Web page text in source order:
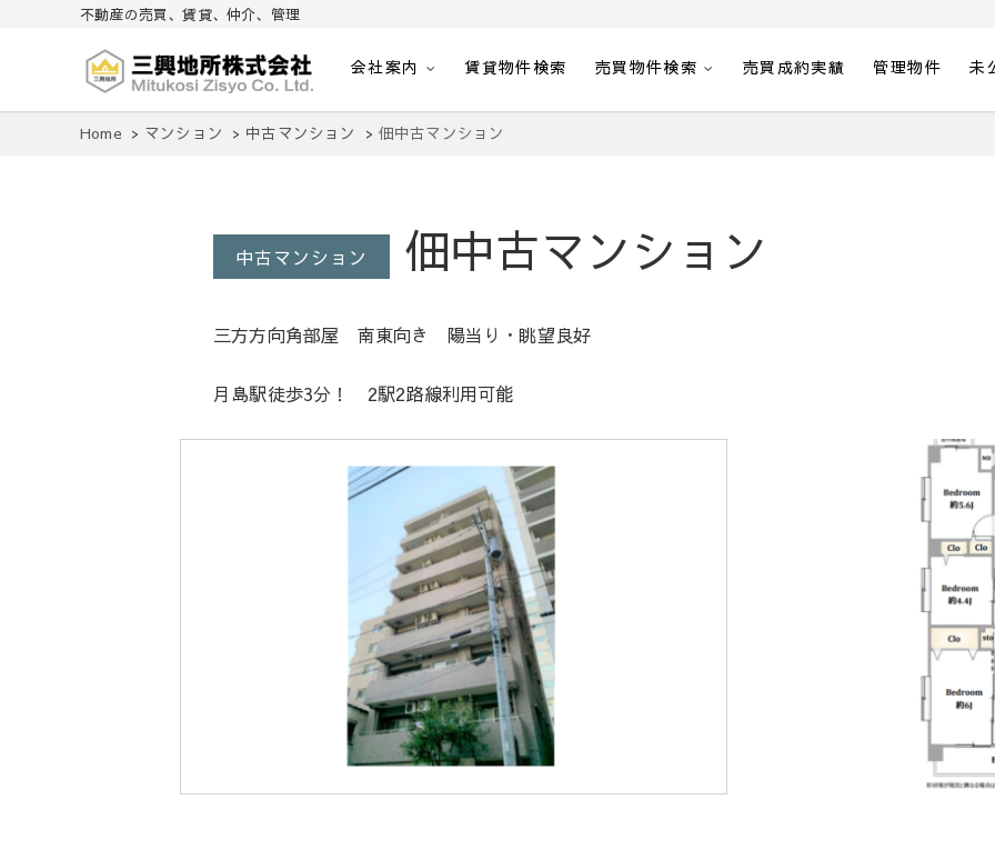
不動産の売買、賃貸、仲介、管理
三興地所株式会社
不動産の売買、賃貸、仲介、管理
会社案内 賃貸物件検索 売買物件検索 売買成約実績 管理物件 未
Home マンション 中古マンション 佃中古マンション
中古マンション 佃中古マンション
三方方向角部屋 南東向き 陽当り・眺望良好
月島駅徒歩3分！ 2駅2路線利用可能